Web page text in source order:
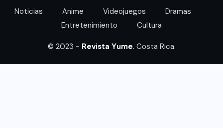
Noticias Anime Videojuegos
Dramas
Entretenimiento
Cultura
© 2023 - Revista Yume. Costa Rica.